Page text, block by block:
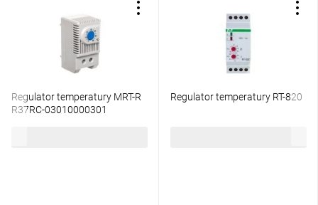
Regulator temperatury MRT-R
R37RC-03010000301
Regulator temperatury RT-820